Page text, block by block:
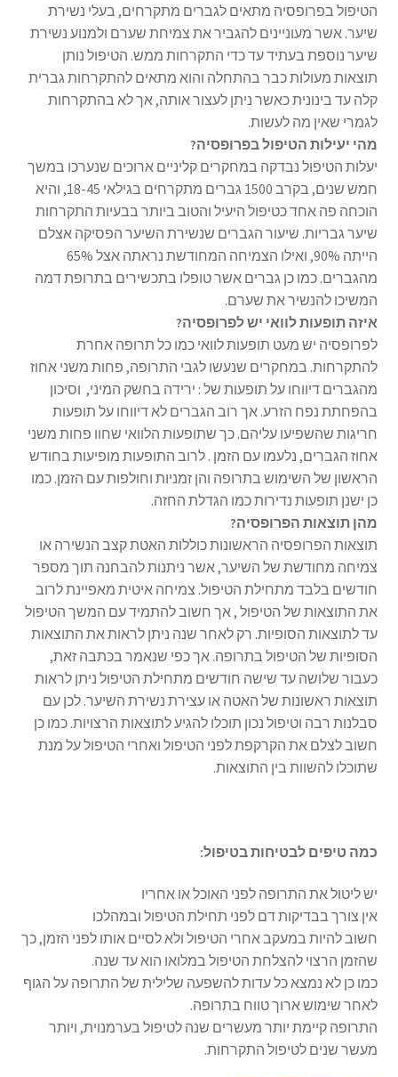
הטיפול בפרופסיה מתאים לגברים מתקרחים, בעלי נשירת
שיער. אשר מעוניינים להגביר את צמיחת שערם ולמנוע נשירת
שיער נוספת בעתיד עד כדי התקרחות ממש. הטיפול נותן
תוצאות מעולות כבר בהתחלה והוא מתאים להתקרחות גברית
קלה עד בינונית כאשר ניתן לעצור אותה, אך לא בהתקרחות
לגמרי שאין מה לעשות.
מהי יעילות הטיפול בפרופסיה?
יעלות הטיפול נבדקה במחקרים קליניים ארוכים שנערכו במשך
חמש שנים, בקרב 1500 גברים מתקרחים בגילאי 18-45, והיא
הוכחה פה אחד כטיפול היעיל והטוב ביותר בבעיות התקרחות
שיער גבריות. שיעור הגברים שנשירת השיער הפסיקה אצלם
הייתה 90%, ואילו הצמיחה המחודשת נראתה אצל 65%
מהגברים. כמו כן גברים אשר טופלו בתכשירים בתרופת דמה
המשיכו להנשיר את שערם.
איזה תופעות לוואי יש לפרופסיה?
לפרופסיה יש מעט תופעות לוואי כמו כל תרופה אחרת
להתקרחות. במחקרים שנעשו לגבי התרופה, פחות משני אחוז
מהגברים דיווחו על תופעות של : ירידה בחשק המיני, וסיכון
בהפחתת נפח הזרע. אך רוב הגברים לא דיווחו על תופעות
חריגות שהשפיעו עליהם. כך שתופעות הלוואי שחוו פחות משני
אחוז הגברים, נלעמו עם הזמן . לרוב התופעות מופיעות בחודש
הראשון של השימוש בתרופה והן זמניות וחולפות עם הזמן. כמו
כן ישנן תופעות נדירות כמו הגדלת החזה.
מהן תוצאות הפרופסיה?
תוצאות הפרופסיה הראשונות כוללות האטת קצב הנשירה או
צמיחה מחודשת של השיער, אשר ניתנות להבחנה תוך מספר
חודשים בלבד מתחילת הטיפול. צמיחה איטית מאפיינת לרוב
את התוצאות של הטיפול , אך חשוב להתמיד עם המשך הטיפול
עד לתוצאות הסופיות. רק לאחר שנה ניתן לראות את התוצאות
הסופיות של הטיפול בתרופה. אך כפי שנאמר בכתבה זאת,
כעבור שלושה עד שישה חודשים מתחילת הטיפול ניתן לראות
תוצאות ראשונות של האטה או עצירת נשירת השיער. לכן עם
סבלנות רבה וטיפול נכון תוכלו להגיע לתוצאות הרצויות. כמו כן
חשוב לצלם את הקרקפת לפני הטיפול ואחרי הטיפול על מנת
שתוכלו להשוות בין התוצאות.
כמה טיפים לבטיחות בטיפול:
יש ליטול את התרופה לפני האוכל או אחריו
אין צורך בבדיקות דם לפני תחילת הטיפול ובמהלכו
חשוב להיות במעקב אחרי הטיפול ולא לסיים אותו לפני הזמן, כך
שהזמן הרצוי להצלחת הטיפול במלואו הוא עד שנה.
כמו כן לא נמצא כל עדות להשפעה שלילית של התרופה על הגוף
לאחר שימוש ארוך טווח בתרופה.
התרופה קיימת יותר מעשרים שנה לטיפול בערמנוית, ויותר
מעשר שנים לטיפול התקרחות.